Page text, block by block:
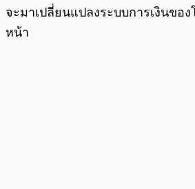
จะมาเปลี่ยนแปลงระบบการเงินขอ
หน้า